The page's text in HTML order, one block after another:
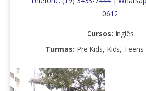
0612
Cursos: Inglês
Turmas: Pre Kids, Kids,